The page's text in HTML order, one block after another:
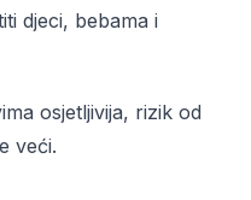
djeci, bebama i
osjetljivija, rizik od
veći.